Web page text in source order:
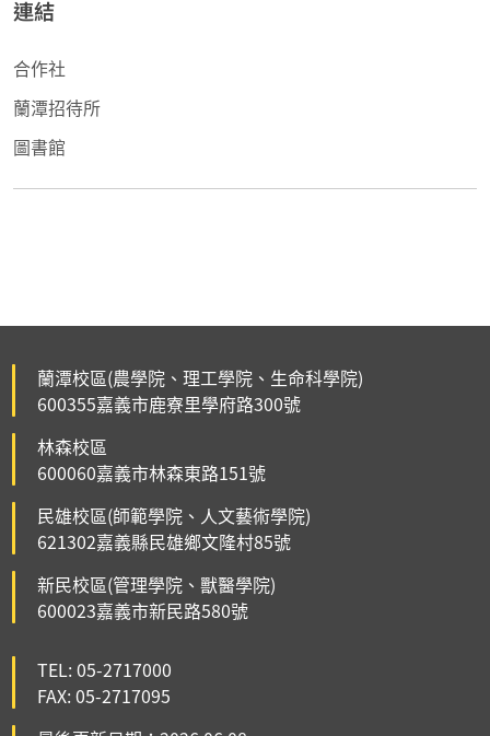
連結
合作社
蘭潭招待所
圖書館
蘭潭校區(農學院、理工學院、生命科學院)
600355嘉義市鹿寮里學府路300號
林森校區
600060嘉義市林森東路151號
民雄校區(師範學院、人文藝術學院)
621302嘉義縣民雄鄉文隆村85號
新民校區(管理學院、獸醫學院)
600023嘉義市新民路580號
TEL: 05-2717000
FAX: 05-2717095